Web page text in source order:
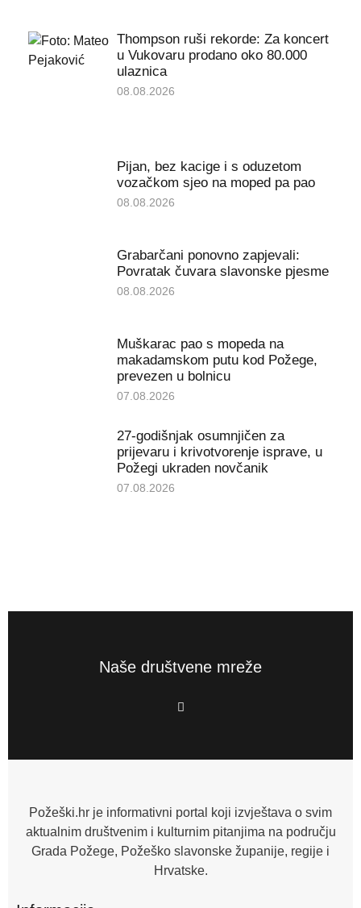
Thompson ruši rekorde: Za koncert
u Vukovaru prodano oko 80.000
ulaznica
08.08.2026
Pijan, bez kacige i s oduzetom
vozačkom sjeo na moped pa pao
08.08.2026
Grabarčani ponovno zapjevali:
Povratak čuvara slavonske pjesme
08.08.2026
Muškarac pao s mopeda na
makadamskom putu kod Požege,
prevezen u bolnicu
07.08.2026
27-godišnjak osumnjičen za
prijevaru i krivotvorenje isprave, u
Požegi ukraden novčanik
07.08.2026
Naše društvene mreže
F
a
o
f
Požeški.hr je informativni portal koji izvještava o svim
aktualnim društvenim i kulturnim pitanjima na području
Grada Požege, Požeško slavonske županije, regije i
Hrvatske.